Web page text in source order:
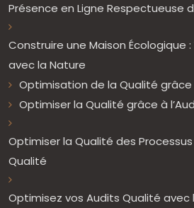
Présence en Ligne Respectueuse
Construire une Maison Écologique
avec la Nature
Optimisation de la Qualité grâce
Optimiser la Qualité grâce à
Optimiser la Qualité des
Qualité
Optimisez vos Audits Qualité avec